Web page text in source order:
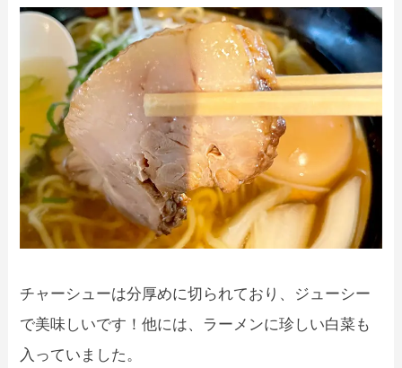
チャーシューは分厚めに切られており、ジューシー
で美味しいです！他には、ラーメンに珍しい白菜も
入っていました。